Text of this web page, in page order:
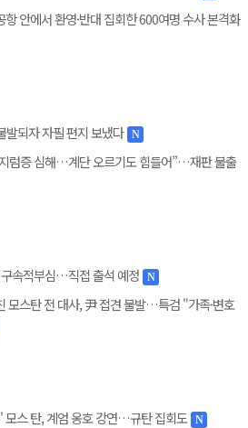
항 안에서 환영·반대 집회한 600여명 수사 본격화
발되자 자필 편지 보냈다 N
지럼증 심해…계단 오르기도 힘들어”…재판 불출
속적부심…직접 출석 예정 N
모스탄 전 대사, 尹 접견 불발…특검 "가족·변호
모스 탄, 계엄 옹호 강연…규탄 집회도 N